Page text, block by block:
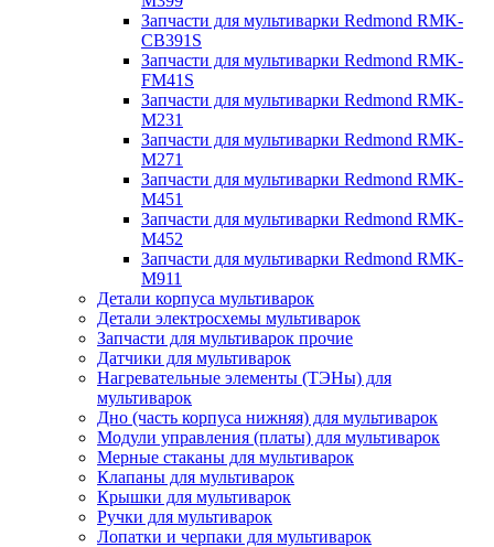
Запчасти для мультиварки Redmond RMK-
CB391S
Запчасти для мультиварки Redmond RMK-
FM41S
Запчасти для мультиварки Redmond RMK-
M231
Запчасти для мультиварки Redmond RMK-
M271
Запчасти для мультиварки Redmond RMK-
M451
Запчасти для мультиварки Redmond RMK-
M452
Запчасти для мультиварки Redmond RMK-
M911
Детали корпуса мультиварок
Детали электросхемы мультиварок
Запчасти для мультиварок прочие
Датчики для мультиварок
Нагревательные элементы (ТЭНы) для
мультиварок
Дно (часть корпуса нижняя) для мультиварок
Модули управления (платы) для мультиварок
Мерные стаканы для мультиварок
Клапаны для мультиварок
Крышки для мультиварок
Ручки для мультиварок
Лопатки и черпаки для мультиварок